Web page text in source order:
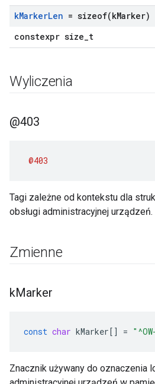
kMarkerLen = sizeof(k
constexpr size_t
Wyliczenia
@403
@403
Tagi zależne od kontekstu dla
obsługi administracyjnej urządzeń.
Zmienne
kMarker
const char kMarker[] =
Znacznik używany do oznaczenia